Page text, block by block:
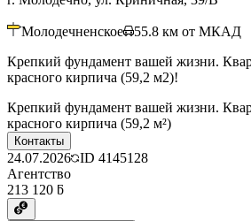
Молодечненское 55.8 км от МКАД
Крепкий фундамент вашей жизни.
красного кирпича (59,2 м2)!
Крепкий фундамент вашей жизни.
красного кирпича (59,2 м²)
Контакты
24.07.2026 ID 4145128
Агентство
213 120 ƃ